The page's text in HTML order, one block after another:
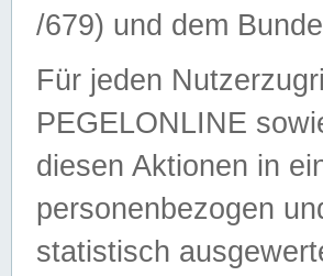
/679) und dem
Für jeden
PEGELONLINE
diesen Aktionen in
personenbezogen
statistisch